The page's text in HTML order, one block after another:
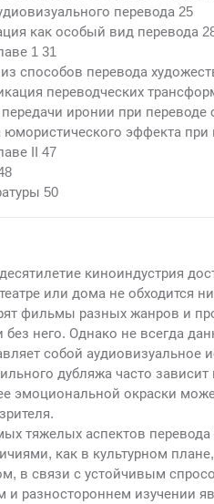
перевода 25
как особый вид перевода
1 31
способов перевода
переводческих
иронии при переводе
юмористического эффекта
II 47
50
киноиндустрия
или дома не обходится
фильмы разных жанров и
без него. Однако не всегда
собой
дубляжа часто
эмоциональной окраски
тяжелых аспектов
как в культурном
в связи с устойчивым
и разностороннем изучении